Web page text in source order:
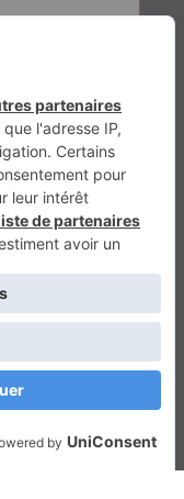
VTTAE.fr FullAttack